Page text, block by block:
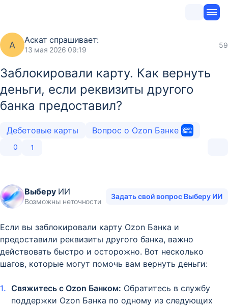
А Аскат спрашивает:
13 мая 2026 09:19
59
Заблокировали карту. Как вернуть
деньги, если реквизиты другого
банка предоставил?
Дебетовые карты Вопрос о Ozon Банке
0 1
ВыберуИИ
Возможны неточности
Задать свой вопрос Выберу ИИ
Если вы заблокировали карту Ozon Банка и
предоставили реквизиты другого банка, важно
действовать быстро и осторожно. Вот несколько
шагов, которые могут помочь вам вернуть деньги:
Свяжитесь с Ozon Банком: Обратитесь в службу
поддержки Ozon Банка по одному из следующих